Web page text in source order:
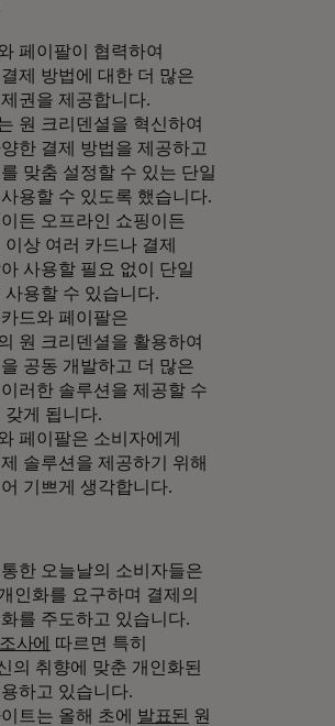
페이팔이 협력하여
제 방법에 대한 더 많은
권을 제공합니다.
원 크리덴셜을 혁신하여
한 결제 방법을 제공하고
맞춤 설정할 수 있는 단일
용할 수 있도록 했습니다.
든 오프라인 쇼핑이든
상 여러 카드나 결제
사용할 필요 없이 단일
사용할 수 있습니다.
드와 페이팔은
원 크리덴셜을 활용하여
공동 개발하고 더 많은
러한 솔루션을 제공할 수
갖게 됩니다.
페이팔은 소비자에게
솔루션을 제공하기 위해
기쁘게 생각합니다.
한 오늘날의 소비자들은
인화를 요구하며 결제의
를 주도하고 있습니다.
사에
따르면 특히
의 취향에 맞춘 개인화된
하고 있습니다.
트는 올해 초에 발표된 원